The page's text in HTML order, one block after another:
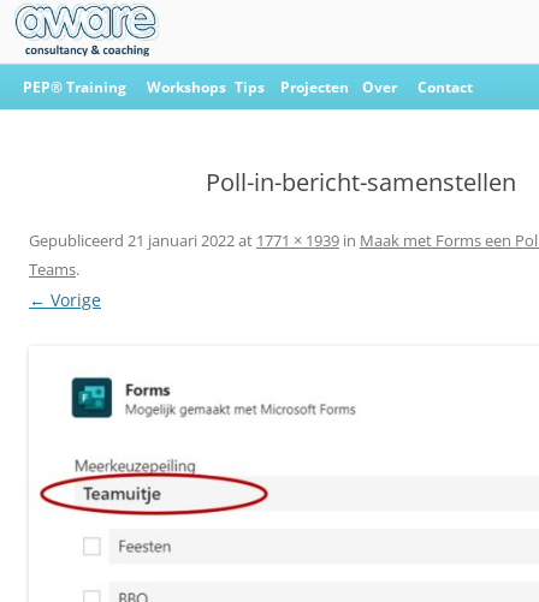
Ga
naar
PEP® Training Workshops Tips Projecten Over Contact
Poll-in-bericht-samenstellen
Gepubliceerd 21 januari 2022at 1771 × 1939 in Maak met Forms een
Teams.
← Vorige